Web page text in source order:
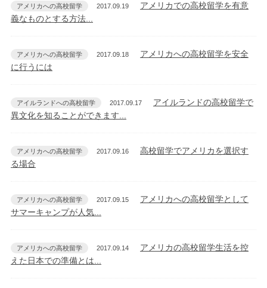
アメリカへの高校留学 2017.09.19
アメリカでの高校留学を有意
義なものとする方法...
アメリカへの高校留学 2017.09.18
アメリカへの高校留学を安全
に行うには
アイルランドへの高校留学 2017.09.17
アイルランドの高校留学で
異文化を知ることができます...
アメリカへの高校留学 2017.09.16
高校留学でアメリカを選択す
る場合
アメリカへの高校留学 2017.09.15
アメリカへの高校留学として
サマーキャンプが人気...
アメリカへの高校留学 2017.09.14
アメリカの高校留学生活を控
えた日本での準備とは...